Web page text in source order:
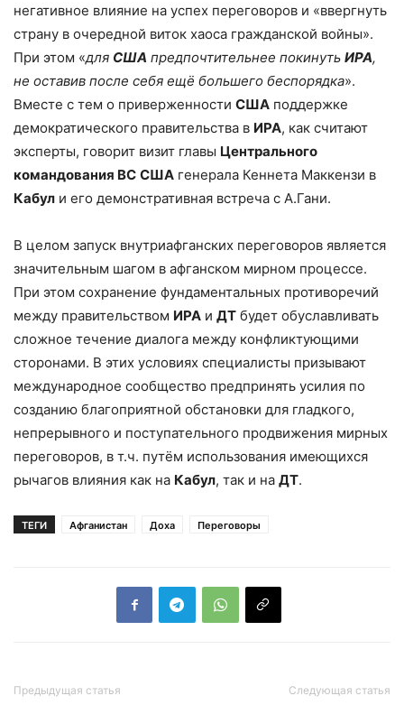
негативное влияние на успех переговоров и «ввергнуть
страну в очередной виток хаоса гражданской войны».
При этом «для США предпочтительнее покинуть ИРА,
не оставив после себя ещё большего беспорядка».
Вместе с тем о приверженности США поддержке
демократического правительства в ИРА, как считают
эксперты, говорит визит главы Центрального
командования ВС США генерала Кеннета Маккензи в
Кабул и его демонстративная встреча с А.Гани.
В целом запуск внутриафганских переговоров является
значительным шагом в афганском мирном процессе.
При этом сохранение фундаментальных противоречий
между правительством ИРА и ДТ будет обуславливать
сложное течение диалога между конфликтующими
сторонами. В этих условиях специалисты призывают
международное сообщество предпринять усилия по
созданию благоприятной обстановки для гладкого,
непрерывного и поступательного продвижения мирных
переговоров, в т.ч. путём использования имеющихся
рычагов влияния как на Кабул, так и на ДТ.
ТЕГИ Афганистан Доха Переговоры
Предыдущая статья Следующая статья